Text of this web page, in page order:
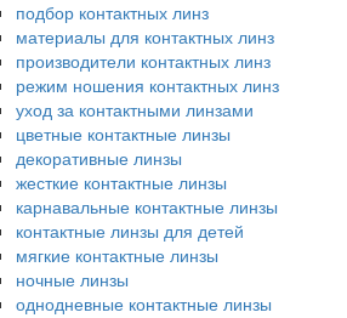
подбор контактных линз
материалы для контактных линз
производители контактных линз
режим ношения контактных линз
уход за контактными линзами
цветные контактные линзы
декоративные линзы
жесткие контактные линзы
карнавальные контактные линзы
контактные линзы для детей
мягкие контактные линзы
ночные линзы
однодневные контактные линзы